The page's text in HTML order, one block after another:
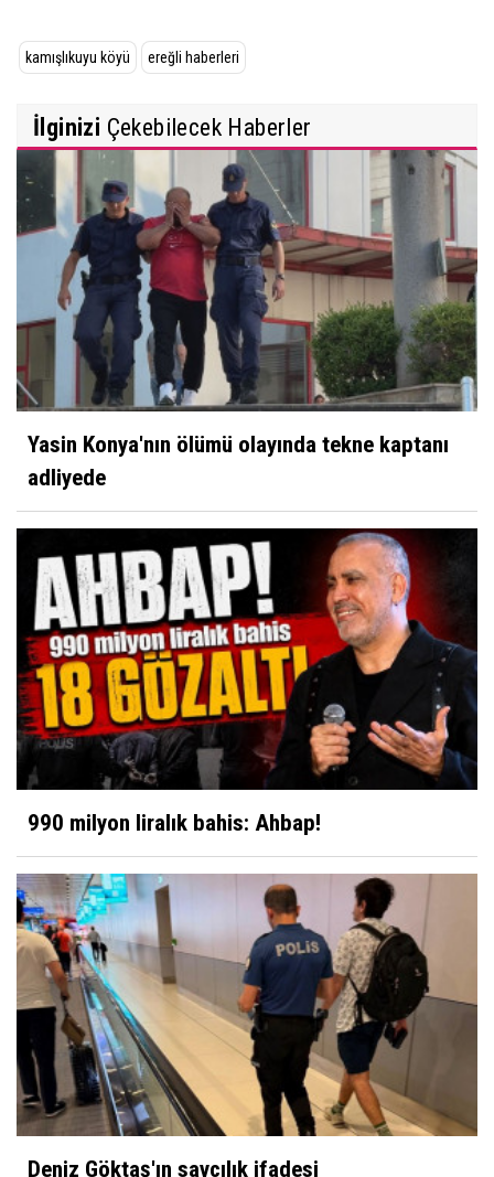
kamışlıkuyu köyü ereğli haberleri
İlginizi Çekebilecek Haberler
Yasin Konya'nın ölümü olayında tekne kaptanı
adliyede
990 milyon liralık bahis: Ahbap!
Deniz Göktaş'ın savcılık ifadesi